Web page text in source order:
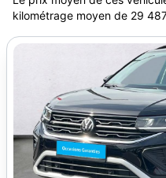
kilométrage moyen de 29